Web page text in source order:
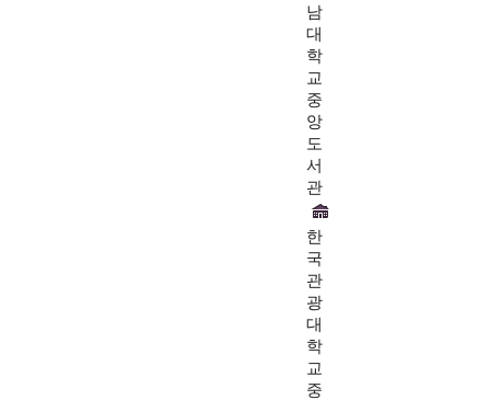
남
대
학
교
중
앙
도
서
관
한
국
관
광
대
학
교
중